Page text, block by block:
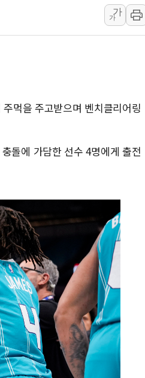
[코인 시황] 비트코인, ETF 자금
[르포] 39도 폭염 속 잠실 개표소
양주 가전제품 창고서 화재…차량
가
가
먹을 주고받으며 벤치클리어링
돌에 가담한 선수 4명에게 출전